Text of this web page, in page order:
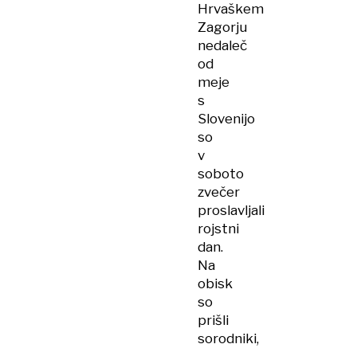
Hrvaškem
Zagorju
nedaleč
od
meje
s
Slovenijo
so
v
soboto
zvečer
proslavljali
rojstni
dan.
Na
obisk
so
prišli
sorodniki,